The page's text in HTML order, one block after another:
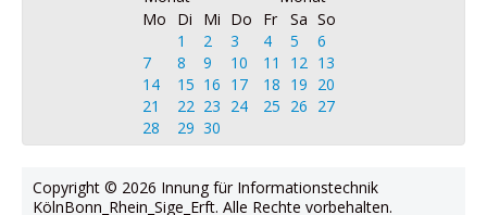
Mo
Di Mi Do Fr Sa So
1
2 3 4 5
6
7
8 9 10 11 12 13
14
15 16 17 18 19 20
21
22 23 24 25 26 27
28
29 30
Copyright © 2026 Innung für Informationstechnik
KölnBonn_Rhein_Sige_Erft. Alle Rechte vorbehalten.